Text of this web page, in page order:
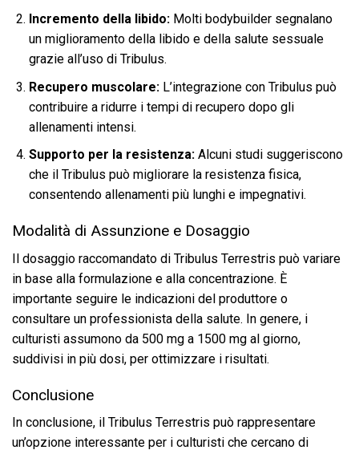
Incremento della libido:Molti bodybuilder segnalano
un miglioramento della libido e della salute sessuale
grazie all’uso di Tribulus.
Recupero muscolare:L’integrazione con Tribulus può
contribuire a ridurre i tempi di recupero dopo gli
allenamenti intensi.
Supporto per la resistenza:Alcuni studi suggeriscono
che il Tribulus può migliorare la resistenza fisica,
consentendo allenamenti più lunghi e impegnativi.
Modalità di Assunzione e Dosaggio
Il dosaggio raccomandato di Tribulus Terrestris può variare
in base alla formulazione e alla concentrazione. È
importante seguire le indicazioni del produttore o
consultare un professionista della salute. In genere, i
culturisti assumono da 500 mg a 1500 mg al giorno,
suddivisi in più dosi, per ottimizzare i risultati.
Conclusione
In conclusione, il Tribulus Terrestris può rappresentare
un’opzione interessante per i culturisti che cercano di